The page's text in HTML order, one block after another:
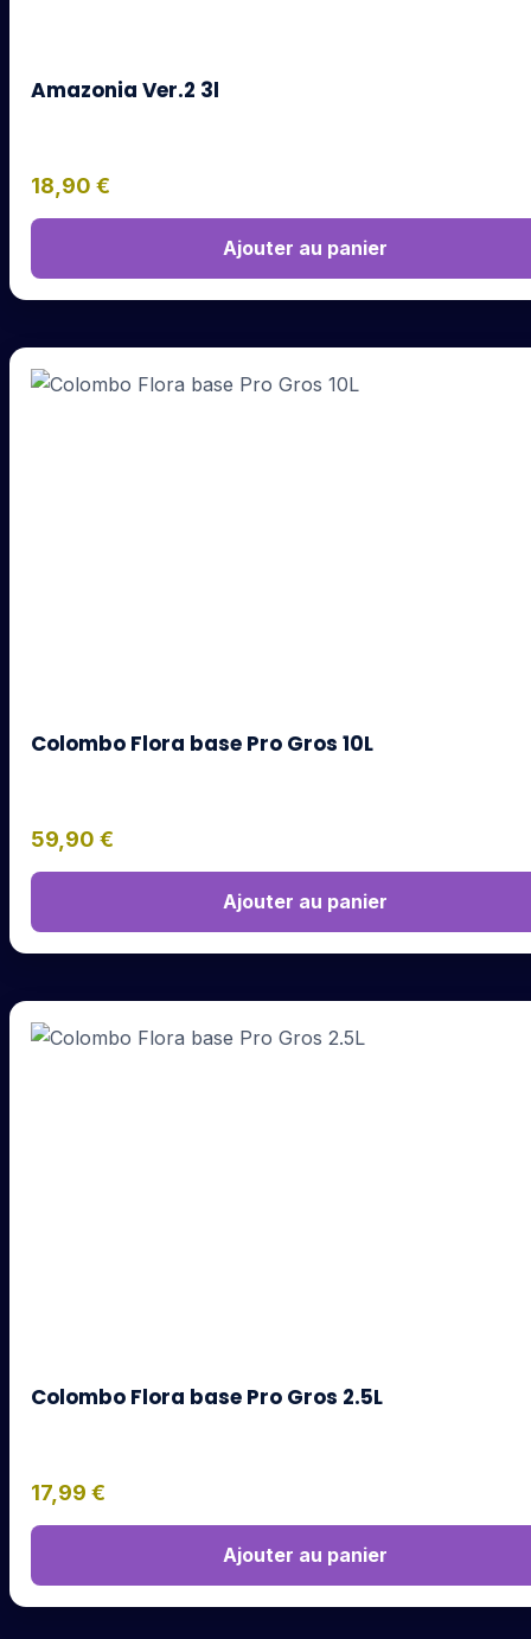
Amazonia Ver.2 3l
18,90 €
Ajouter au panier
Colombo Flora base Pro Gros 10L
59,90 €
Ajouter au panier
Colombo Flora base Pro Gros 2.5L
17,99 €
Ajouter au panier